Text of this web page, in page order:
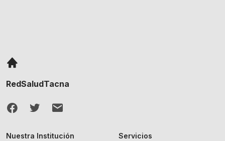
RedSaludTacna
Nuestra Institución Servicios